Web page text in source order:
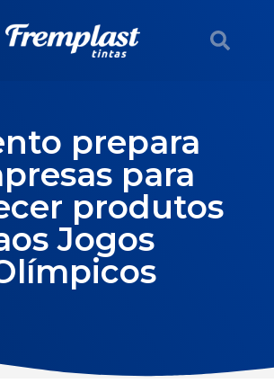
prepara
para
produtos
Jogos